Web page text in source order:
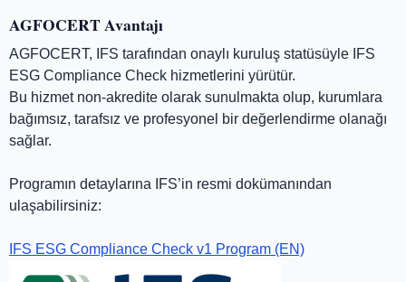
AGFOCERT Avantajı
AGFOCERT, IFS tarafından onaylı kuruluş statüsüyle IFS
ESG Compliance Check hizmetlerini yürütür.
Bu hizmet non-akredite olarak sunulmakta olup, kurumlara
bağımsız, tarafsız ve profesyonel bir değerlendirme olanağı
sağlar.
Programın detaylarına IFS’in resmi dokümanından
ulaşabilirsiniz:
IFS ESG Compliance Check v1 Program (EN)